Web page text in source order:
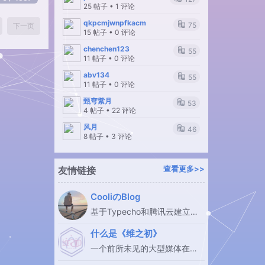
下一页
25 帖子 • 1 评论
qkpcmjwnpfkacm
15 帖子 • 0 评论
75
chenchen123
11 帖子 • 0 评论
55
abv134
11 帖子 • 0 评论
55
甄穹紫月
4 帖子 • 22 评论
53
风月
8 帖子 • 3 评论
46
友情链接 查看更多>>
CooliのBlog
基于Typecho和腾讯云建立的
什么是《维之初》
一个前所未见的大型媒体在线